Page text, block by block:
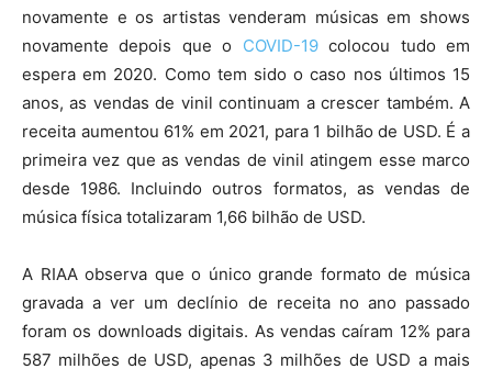
novamente e os artistas venderam músicas em shows
novamente depois que o COVID-19colocou tudo em
esperaem 2020. Como tem sido o caso nos últimos 15
anos, as vendas de vinil continuam a crescer também. A
receita aumentou 61% em 2021, para 1 bilhão de USD. É a
primeira vez que as vendas de vinil atingem esse marco
desde 1986. Incluindo outros formatos, as vendas de
música física totalizaram 1,66 bilhão de USD.
A RIAA observa que o único grande formato de música
gravada a ver um declínio de receita no ano passado
foram os downloads digitais. As vendas caíram 12% para
587 milhões de USD, apenas 3 milhões de USD a mais